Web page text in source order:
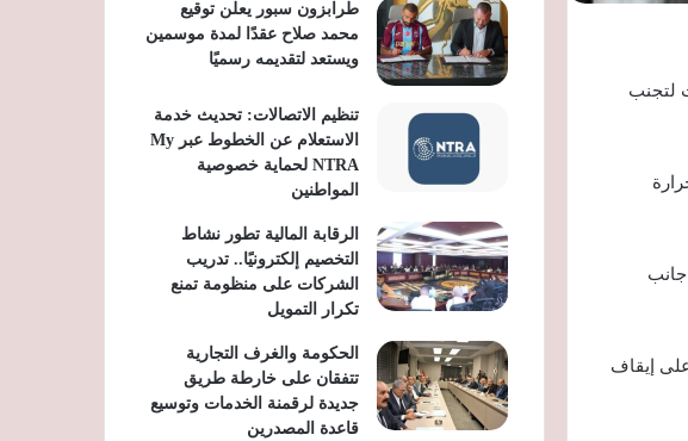
لتجنب
جانب
إيقاف
طرابزون سبور يعلن توقيع
محمد صلاح عقدًا لمدة موسمين
ويستعد لتقديمه رسميًا
تنظيم الاتصالات: تحديث خدمة
الاستعلام عن الخطوط عبر My
NTRA لحماية خصوصية
المواطنين
الرقابة المالية تطور نشاط
التخصيم إلكترونيًا.. تدريب
الشركات على منظومة تمنع
تكرار التمويل
الحكومة والغرف التجارية
تتفقان على خارطة طريق
جديدة لرقمنة الخدمات وتوسيع
قاعدة المصدرين